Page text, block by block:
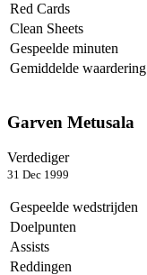
Red Cards
Clean Sheets
Gespeelde minuten
Gemiddelde waardering
Garven Metusala
Verdediger
31 Dec 1999
Gespeelde wedstrijden
Doelpunten
Assists
Reddingen